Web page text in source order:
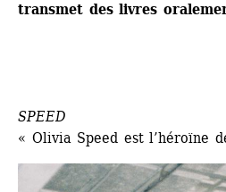
transmet des livres
SPEED
« Olivia Speed est l’héroïne